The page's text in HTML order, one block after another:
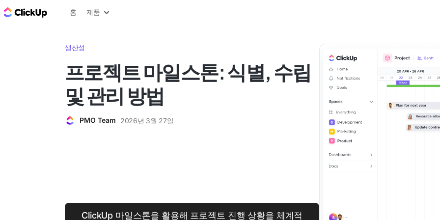
ClickUp 블로그
홈 제품
생산성
프로젝트 마일스톤: 식별, 수립
및 관리 방법
PMO Team 2026년 3월 27일
ClickUp 마일스톤을 활용해 프로젝트 진행 상황을 체계적